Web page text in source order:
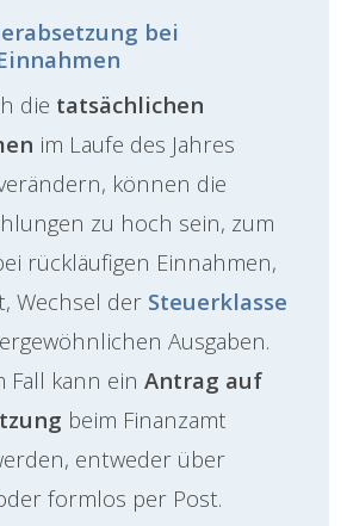
bei
die tatsächlichen
im Laufe des Jahres
können die
zu hoch sein, zum
rückläufigen Einnahmen,
Wechsel der Steuerklasse
Ausgaben.
Fall kann ein Antrag auf
beim Finanzamt
entweder über
formlos per Post.